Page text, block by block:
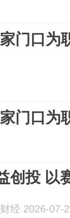
门口为
门口为
创投 以
经 2026-07-